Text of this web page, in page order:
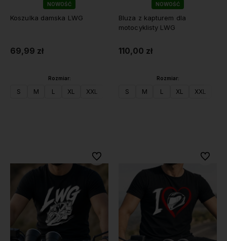
NOWOŚĆ
Koszulka damska LWG
69,99 zł
Rozmiar:
S M L XL XXL
NOWOŚĆ
Bluza z kapturem dla
motocyklisty LWG
110,00 zł
Rozmiar:
S M L XL XXL
Do ulubionych Do